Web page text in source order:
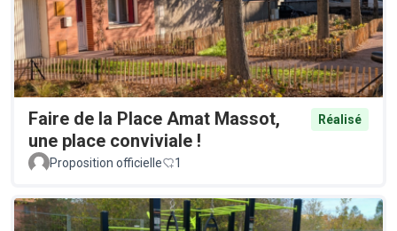
Faire de la Place Amat Massot,
une place conviviale !
Réalisé
Proposition officielle 1